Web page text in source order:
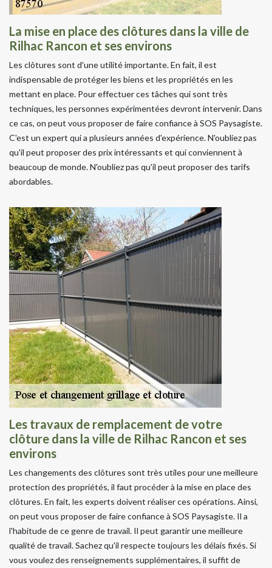
La mise en place des clôtures dans la ville de
Rilhac Rancon et ses environs
Les clôtures sont d'une utilité importante. En fait, il est
indispensable de protéger les biens et les propriétés en les
mettant en place. Pour effectuer ces tâches qui sont très
techniques, les personnes expérimentées devront intervenir. Dans
ce cas, on peut vous proposer de faire confiance à SOS Paysagiste.
C'est un expert qui a plusieurs années d'expérience. N'oubliez pas
qu'il peut proposer des prix intéressants et qui conviennent à
beaucoup de monde. N'oubliez pas qu'il peut proposer des tarifs
abordables.
Les travaux de remplacement de votre
clôture dans la ville de Rilhac Rancon et ses
environs
Les changements des clôtures sont très utiles pour une meilleure
protection des propriétés, il faut procéder à la mise en place des
clôtures. En fait, les experts doivent réaliser ces opérations. Ainsi,
on peut vous proposer de faire confiance à SOS Paysagiste. Il a
l'habitude de ce genre de travail. Il peut garantir une meilleure
qualité de travail. Sachez qu'il respecte toujours les délais fixés. Si
vous voulez des renseignements supplémentaires, il suffit de